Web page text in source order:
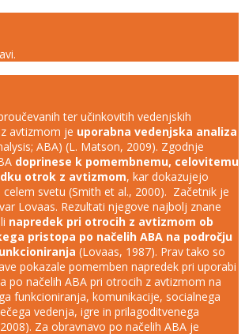
ter učinkovitih vedenjskih
avtizmom je uporabna vedenjska analiza
ABA) (L. Matson, 2009). Zgodnje
doprinese k pomembnemu, celovitemu
otrok z avtizmom, kar dokazujejo
svetu (Smith et al., 2000). Začetnik je
Lovaas. Rezultati njegove najbolj znane
napredek pri otrocih z avtizmom ob
pristopa po načelih ABA na področju
(Lovaas, 1987). Prav tako so
pokazale pomemben napredek pri uporabi
po načelih ABA pri otrocih z avtizmom na
funkcioniranja, komunikacije, socialnega
vedenja, igre in prilagoditvenega
Za obravnavo po načelih ABA je